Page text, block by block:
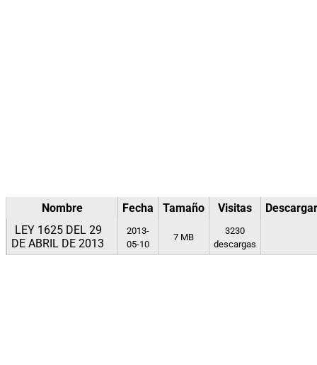
Nombre Fecha Tamaño Visitas
Descargar
LEY 1625 DEL 29
DE ABRIL DE 2013
2013-
05-10
7 MB
3230
descargas